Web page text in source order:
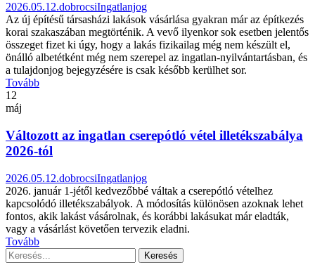
2026.05.12.dobrocsiIngatlanjog
Az új építésű társasházi lakások vásárlása gyakran már az építkezés
korai szakaszában megtörténik. A vevő ilyenkor sok esetben jelentős
összeget fizet ki úgy, hogy a lakás fizikailag még nem készült el,
önálló albetétként még nem szerepel az ingatlan-nyilvántartásban, és
a tulajdonjog bejegyzésére is csak később kerülhet sor.
Tovább
12
máj
Változott az ingatlan cserepótló vétel illetékszabálya
2026-tól
2026.05.12.dobrocsiIngatlanjog
2026. január 1-jétől kedvezőbbé váltak a cserepótló vételhez
kapcsolódó illetékszabályok. A módosítás különösen azoknak lehet
fontos, akik lakást vásárolnak, és korábbi lakásukat már eladták,
vagy a vásárlást követően tervezik eladni.
Tovább